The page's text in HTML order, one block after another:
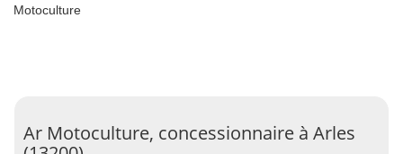
Motoculture
Ar Motoculture, concessionnaire à Arles